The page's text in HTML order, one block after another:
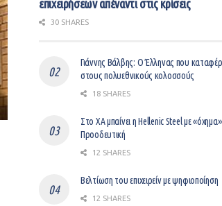
επιχειρήσεων απέναντι στις κρίσεις
30 SHARES
Γιάννης Βάλβης: O Έλληνας που
στους πολυεθνικούς κολοσσούς
18 SHARES
Στο ΧΑ μπαίνει η Hellenic Steel με
Προοδευτική
12 SHARES
Βελτίωση του επιχειρείν με ψηφιοποίηση
12 SHARES